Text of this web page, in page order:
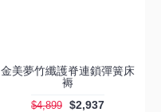
金美夢竹纖護脊連鎖彈簧床
褥
$4,899 $2,937